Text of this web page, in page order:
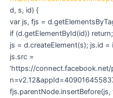
d, s, id) {
var js, fjs =
if (d.getElementById(id)) return;
js = d.createElement(s); js.id =
js.src =
‘https://
fjs.parentNode.insertBefore(js,